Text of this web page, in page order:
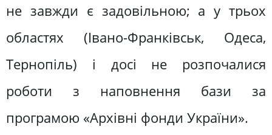
не завжди є задовільною; а у трьох
областях (Івано-Франківськ, Одеса,
Тернопіль) і досі не розпочалися
роботи з наповнення бази за
програмою «Архівні фонди України».